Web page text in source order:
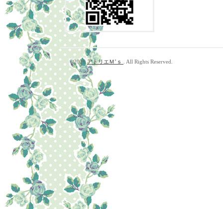
©2026アトリエＭ’ｓ . All Rights Reserved.